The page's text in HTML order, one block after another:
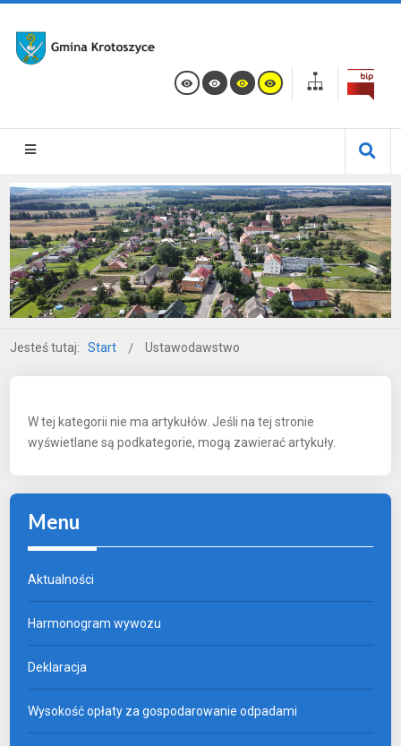
Jesteś tutaj: Start Ustawodawstwo
W tej kategorii nie ma artykułów. Jeśli na tej stronie
wyświetlane są podkategorie, mogą zawierać artykuły.
Menu
Aktualności
Harmonogram wywozu
Deklaracja
Wysokość opłaty za gospodarowanie odpadami